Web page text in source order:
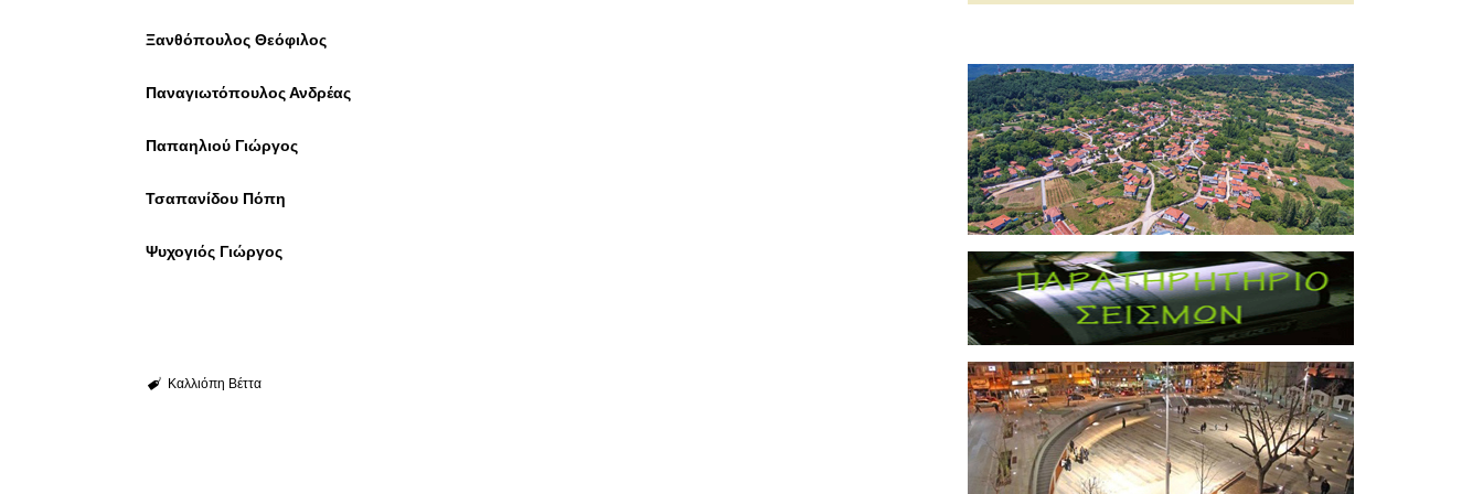
Ξανθόπουλος Θεόφιλος
Παναγιωτόπουλος Ανδρέας
Παπαηλιού Γιώργος
Τσαπανίδου Πόπη
Ψυχογιός Γιώργος
Καλλιόπη Βέττα